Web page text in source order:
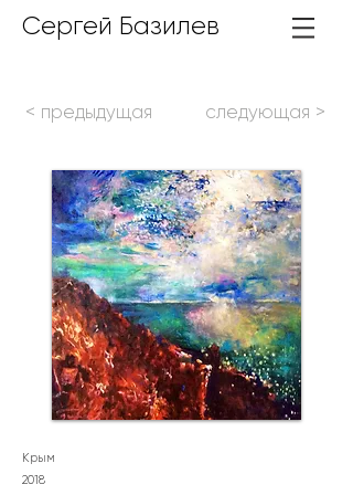
Сергей Базилев
< предыдущая следующая >
Крым
2018